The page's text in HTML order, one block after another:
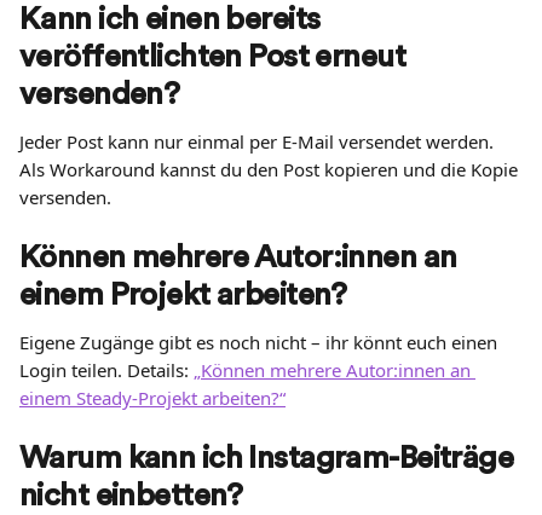
Kann ich einen bereits
veröffentlichten Post erneut
versenden?
Jeder Post kann nur einmal per E-Mail versendet werden.
Als Workaround kannst du den Post kopieren und die Kopie
versenden.
Können mehrere Autor:innen an
einem Projekt arbeiten?
Eigene Zugänge gibt es noch nicht – ihr könnt euch einen
Login teilen. Details: „Können mehrere Autor:innen an
einem Steady-Projekt arbeiten?“
Warum kann ich Instagram-Beiträge
nicht einbetten?